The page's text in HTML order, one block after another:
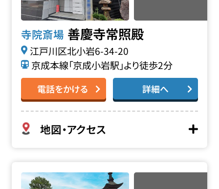
寺院斎場 善慶寺常照殿
江戸川区北小岩6-34-20
京成本線「京成小岩駅」より徒歩2分
電話をかける 詳細へ
地図・アクセス
本蔵寺の詳細へ